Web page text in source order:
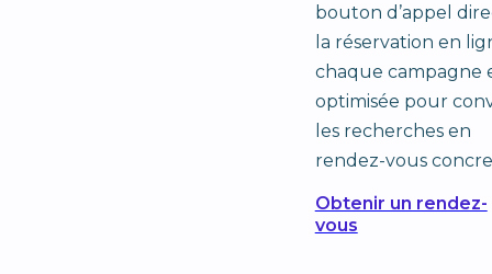
bouton d’appel
la réservation en
chaque campagne
optimisée pour
les recherches en
rendez-vous
Obtenir un rendez-
vous